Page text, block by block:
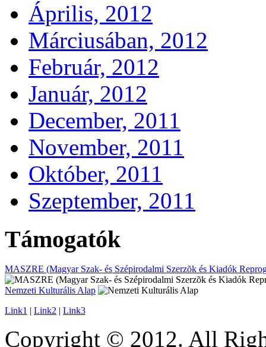
Április, 2012
Márciusában, 2012
Február, 2012
Január, 2012
December, 2011
November, 2011
Október, 2011
Szeptember, 2011
Támogatók
MASZRE (Magyar Szak- és Szépirodalmi Szerzõk és Kiadók
Nemzeti Kulturális Alap
Link1 | Link2 | Link3
Copyright © 2012. All